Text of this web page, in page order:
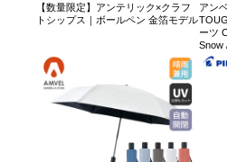
【数量限定】アンテリック×クラフ
トシップス｜ボールペン 金箔モデル
アン
ーツ
Snow